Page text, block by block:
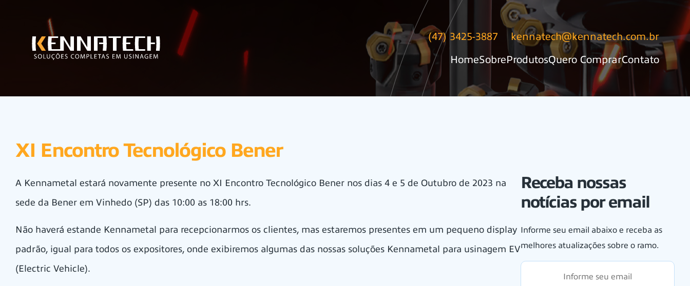
(47) 3425-3887
kennatech@kennatech.com.br
HomeSobreProdutosQuero ComprarContato
XI Encontro Tecnológico Bener
A Kennametal estará novamente presente no XI Encontro Tecnológico Bener nos dias 4 e 5 de Outubro de 2023 na
sede da Bener em Vinhedo (SP) das 10:00 as 18:00 hrs.
Não haverá estande Kennametal para recepcionarmos os clientes, mas estaremos presentes em um pequeno display
padrão, igual para todos os expositores, onde exibiremos algumas das nossas soluções Kennametal para usinagem EV
(Electric Vehicle).
Receba nossas
notícias por email
Informe seu email abaixo e receba as
melhores atualizações sobre o ramo.